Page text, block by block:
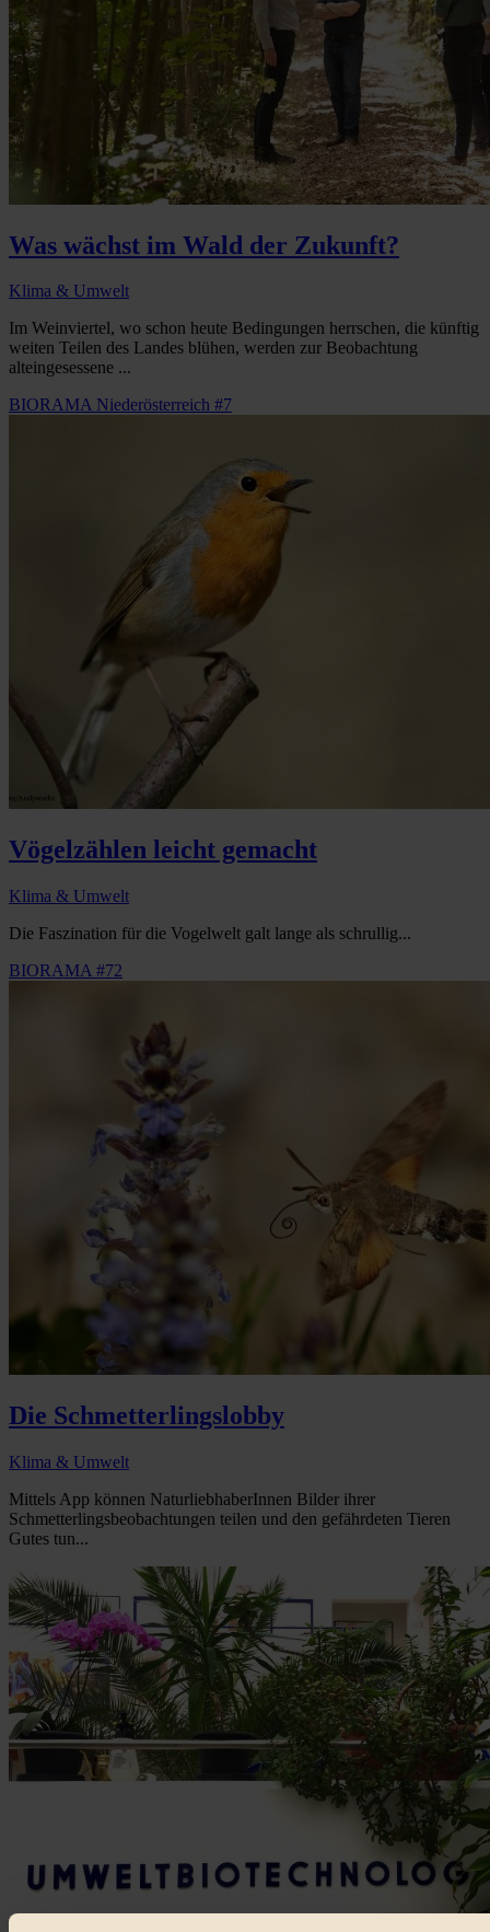
Was wächst im Wald der Zukunft?
Klima & Umwelt
Im Weinviertel, wo schon heute Bedingungen herrschen, die künftig
weiten Teilen des Landes blühen, werden zur Beobachtung
alteingesessene ...
BIORAMA Niederösterreich #7
Vögelzählen leicht gemacht
Klima & Umwelt
Die Faszination für die Vogelwelt galt lange als schrullig...
BIORAMA #72
Die Schmetterlingslobby
Klima & Umwelt
Mittels App können NaturliebhaberInnen Bilder ihrer
Schmetterlingsbeobachtungen teilen und den gefährdeten Tieren
Gutes tun...